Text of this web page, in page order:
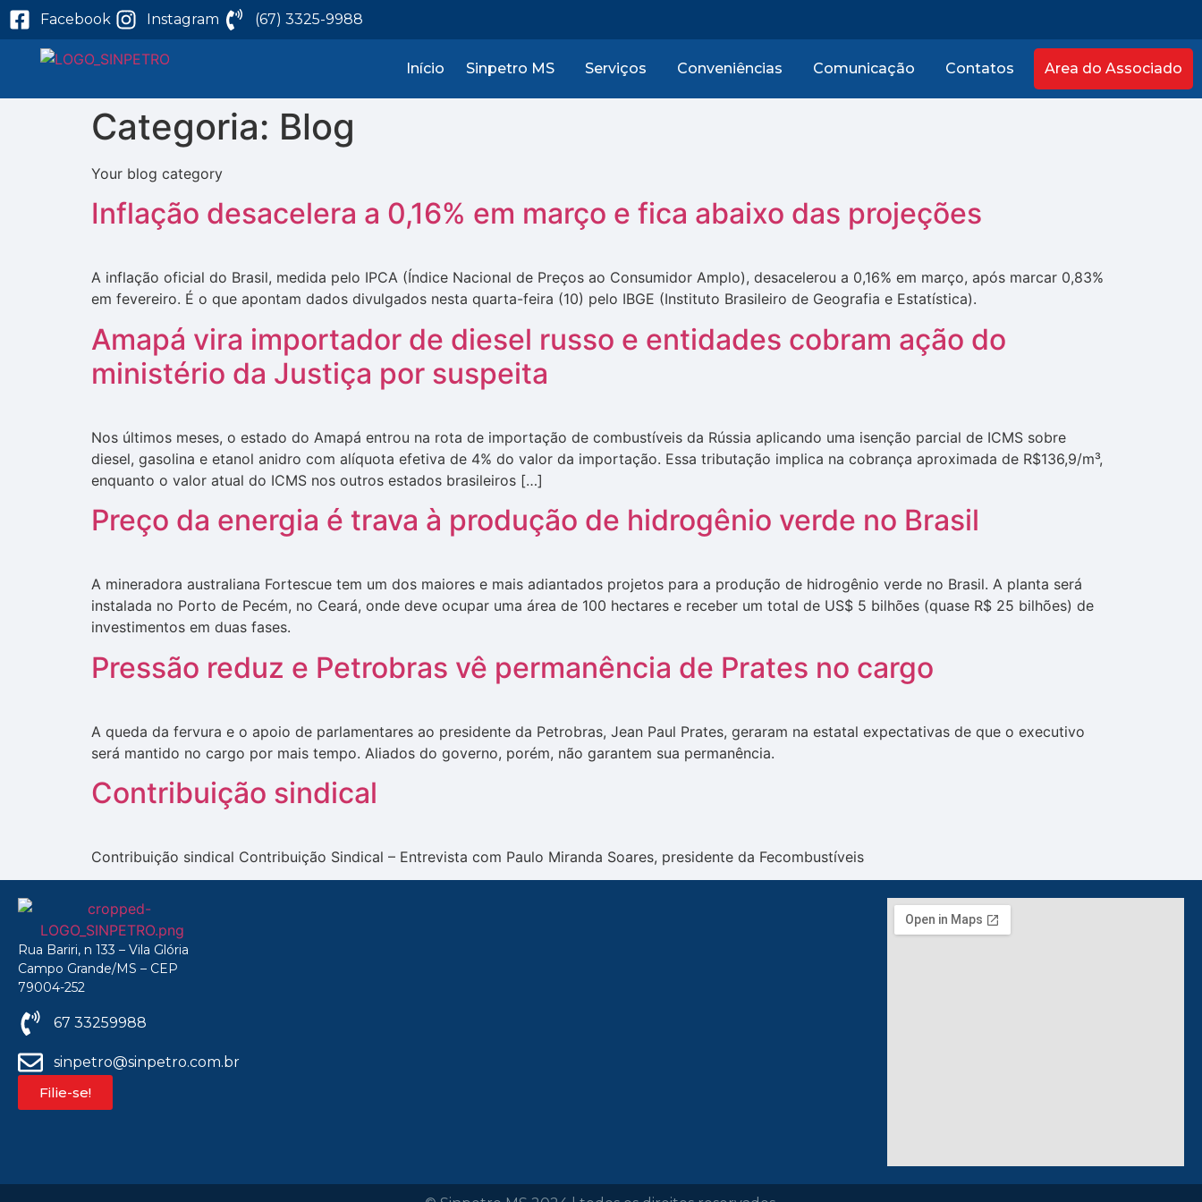
Facebook Instagram (67) 3325-9988
Início Sinpetro MS Serviços Conveniências Comunicação Contatos Area do Associado
Categoria: Blog
Your blog category
Inflação desacelera a 0,16% em março e fica abaixo das projeções
A inflação oficial do Brasil, medida pelo IPCA (Índice Nacional de Preços ao Consumidor Amplo), desacelerou a 0,16% em março, após marcar 0,83%
em fevereiro. É o que apontam dados divulgados nesta quarta-feira (10) pelo IBGE (Instituto Brasileiro de Geografia e Estatística).
Amapá vira importador de diesel russo e entidades cobram ação do
ministério da Justiça por suspeita
Nos últimos meses, o estado do Amapá entrou na rota de importação de combustíveis da Rússia aplicando uma isenção parcial de ICMS sobre
diesel, gasolina e etanol anidro com alíquota efetiva de 4% do valor da importação. Essa tributação implica na cobrança aproximada de R$136,9/m³,
enquanto o valor atual do ICMS nos outros estados brasileiros […]
Preço da energia é trava à produção de hidrogênio verde no Brasil
A mineradora australiana Fortescue tem um dos maiores e mais adiantados projetos para a produção de hidrogênio verde no Brasil. A planta será
instalada no Porto de Pecém, no Ceará, onde deve ocupar uma área de 100 hectares e receber um total de US$ 5 bilhões (quase R$ 25 bilhões) de
investimentos em duas fases.
Pressão reduz e Petrobras vê permanência de Prates no cargo
A queda da fervura e o apoio de parlamentares ao presidente da Petrobras, Jean Paul Prates, geraram na estatal expectativas de que o executivo
será mantido no cargo por mais tempo. Aliados do governo, porém, não garantem sua permanência.
Contribuição sindical
Contribuição sindical Contribuição Sindical – Entrevista com Paulo Miranda Soares, presidente da Fecombustíveis
Rua Bariri, n 133 – Vila Glória
Campo Grande/MS – CEP
79004-252
67 33259988
sinpetro@sinpetro.com.br
Filie-se!